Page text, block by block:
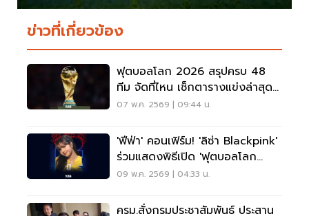
ข่าวที่เกี่ยวข้อง
ฟุตบอลโลก 2026 สรุปครบ 48
ทีม จัดที่ไหน เช็กตารางแข่งล่าสุดที่
นี่
07 พ.ค. 2569 | 09:44 น.
'ฟีฟ่า' คอนเฟิร์ม! 'ลิซ่า Blackpink'
ร่วมแสดงพิธีเปิด 'ฟุตบอลโลก
2026' FIFA World Cup
09 พ.ค. 2569 | 04:33 น.
ครม.สั่งกรมประชาสัมพันธ์ ประสาน